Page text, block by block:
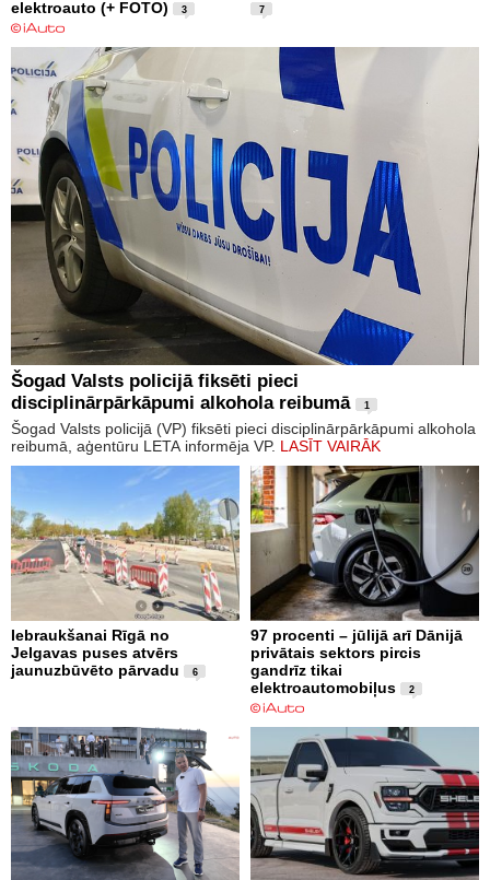
elektroauto (+ FOTO)
3 7
Šogad Valsts policijā fiksēti pieci
disciplinārpārkāpumi alkohola reibumā
1
Šogad Valsts policijā (VP) fiksēti pieci disciplinārpārkāpumi alkohola
reibumā, aģentūru LETA informēja VP. LASĪT VAIRĀK
Iebraukšanai Rīgā no
Jelgavas puses atvērs
jaunuzbūvēto pārvadu
6
97 procenti – jūlijā arī Dānijā
privātais sektors pircis
gandrīz tikai
elektroautomobiļus
2